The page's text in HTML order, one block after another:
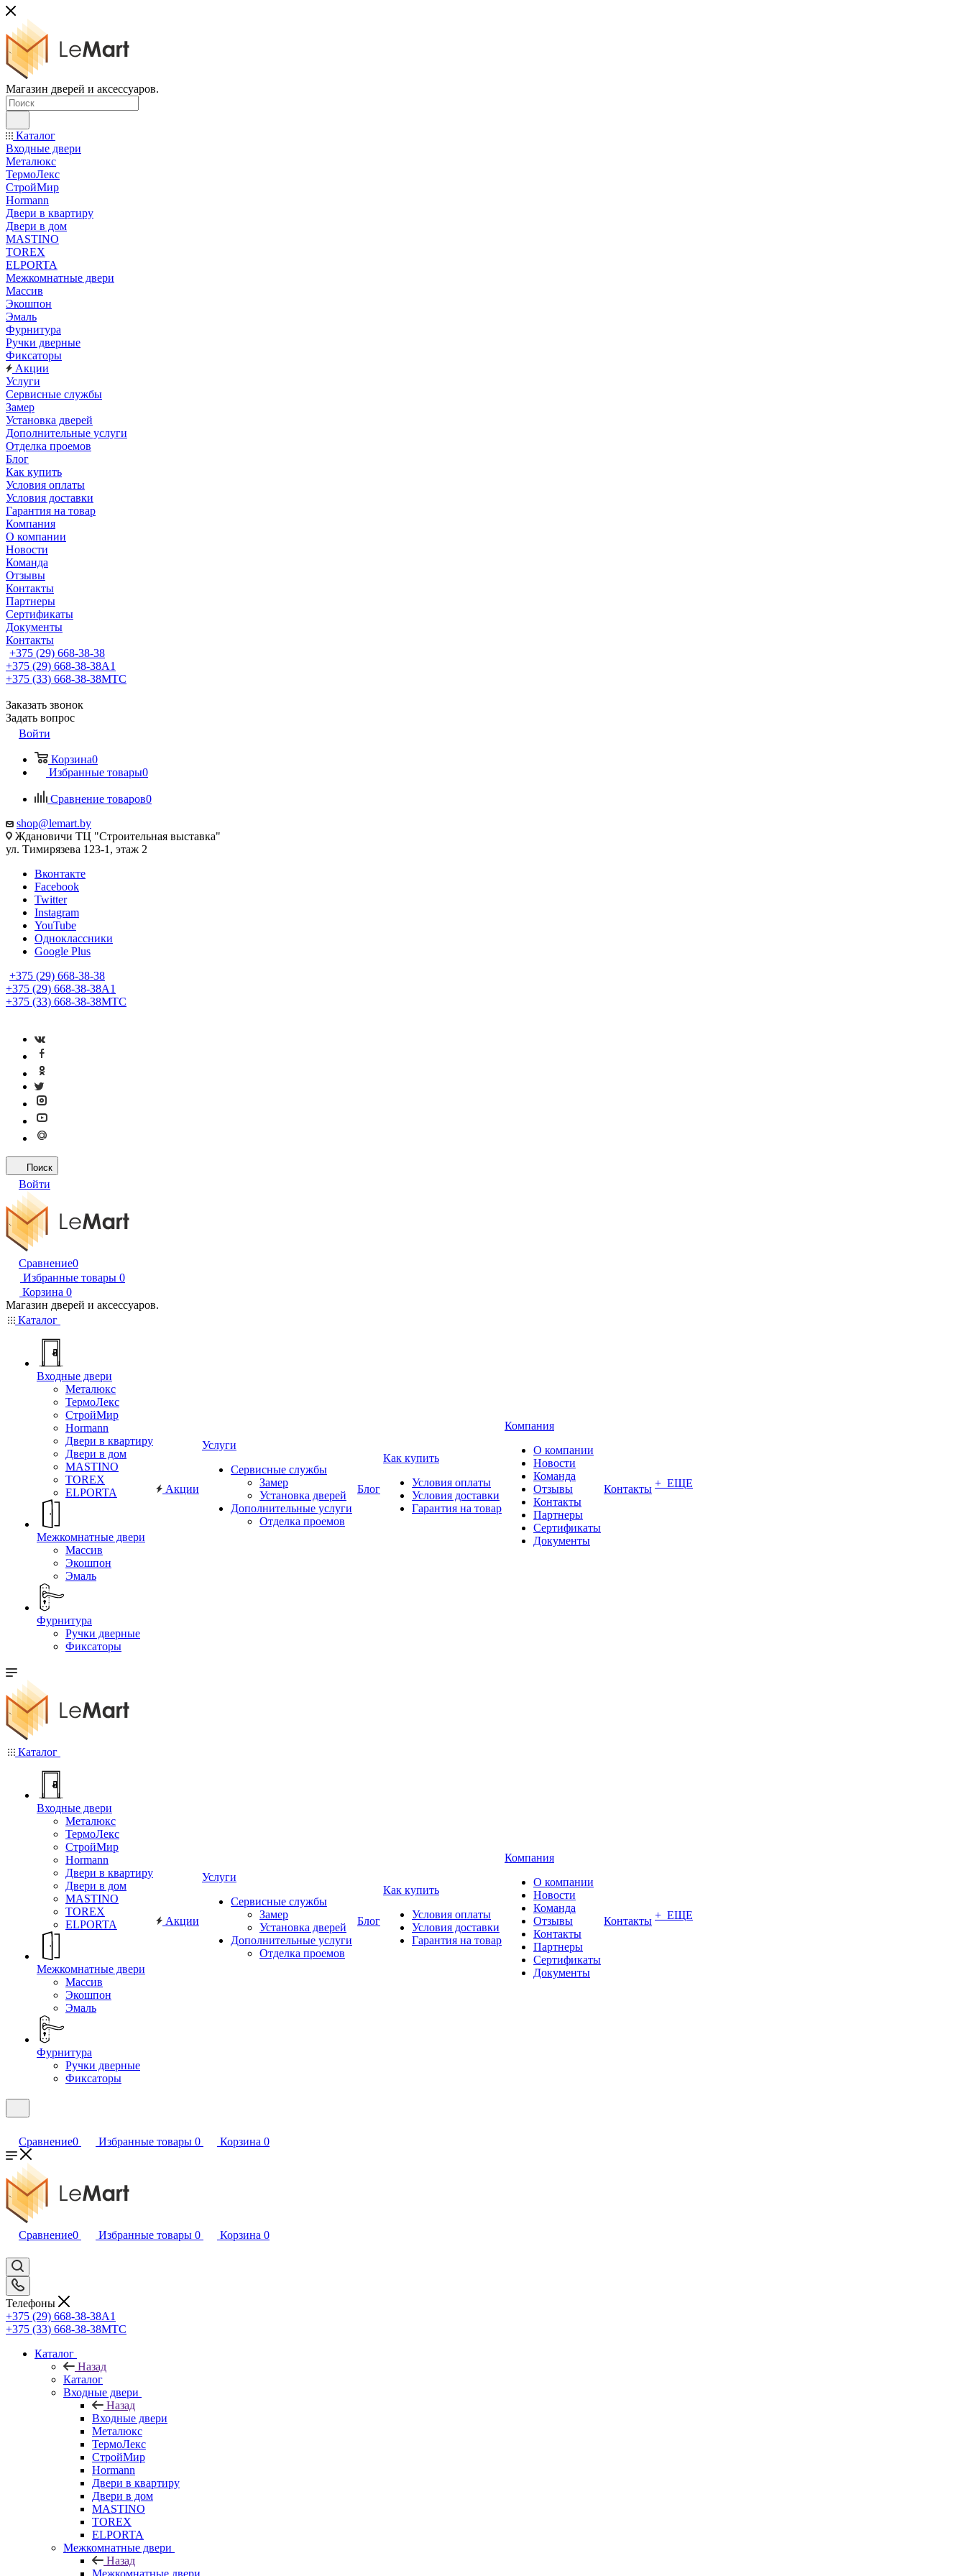
Магазин дверей и аксессуаров.
Каталог
Входные двери
Металюкс
ТермоЛекс
СтройМир
Hormann
Двери в квартиру
Двери в дом
MASTINO
TOREX
ELPORTA
Межкомнатные двери
Массив
Экошпон
Эмаль
Фурнитура
Ручки дверные
Фиксаторы
Акции
Услуги
Сервисные службы
Замер
Установка дверей
Дополнительные услуги
Отделка проемов
Блог
Как купить
Условия оплаты
Условия доставки
Гарантия на товар
Компания
О компании
Новости
Команда
Отзывы
Контакты
Партнеры
Сертификаты
Документы
Контакты
+375 (29) 668-38-38
+375 (29) 668-38-38A1
+375 (33) 668-38-38МТС
Заказать звонок
Задать вопрос
Войти
Корзина0
Избранные товары0
Сравнение товаров0
shop@lemart.by
Ждановичи ТЦ "Строительная выставка"
ул. Тимирязева 123-1, этаж 2
Вконтакте
Facebook
Twitter
Instagram
YouTube
Одноклассники
Google Plus
+375 (29) 668-38-38
+375 (29) 668-38-38A1
+375 (33) 668-38-38МТС
Поиск
Войти
Сравнение0
Избранные товары 0
Корзина 0
Магазин дверей и аксессуаров.
Каталог
Входные двери
Металюкс
ТермоЛекс
СтройМир
Hormann
Двери в квартиру
Двери в дом
MASTINO
TOREX
ELPORTA
Межкомнатные двери
Массив
Экошпон
Эмаль
Фурнитура
Ручки дверные
Фиксаторы
Акции
Услуги
Сервисные службы
Замер
Установка дверей
Дополнительные услуги
Отделка проемов
Блог
Как купить
Условия оплаты
Условия доставки
Гарантия на товар
Компания
О компании
Новости
Команда
Отзывы
Контакты
Партнеры
Сертификаты
Документы
Контакты + ЕЩЕ
Каталог
Входные двери
Металюкс
ТермоЛекс
СтройМир
Hormann
Двери в квартиру
Двери в дом
MASTINO
TOREX
ELPORTA
Межкомнатные двери
Массив
Экошпон
Эмаль
Фурнитура
Ручки дверные
Фиксаторы
Акции
Услуги
Сервисные службы
Замер
Установка дверей
Дополнительные услуги
Отделка проемов
Блог
Как купить
Условия оплаты
Условия доставки
Гарантия на товар
Компания
О компании
Новости
Команда
Отзывы
Контакты
Партнеры
Сертификаты
Документы
Контакты + ЕЩЕ
Сравнение0 Избранные товары 0 Корзина 0
Сравнение0 Избранные товары 0 Корзина 0
Телефоны
+375 (29) 668-38-38A1
+375 (33) 668-38-38МТС
Каталог
Назад
Каталог
Входные двери
Назад
Входные двери
Металюкс
ТермоЛекс
СтройМир
Hormann
Двери в квартиру
Двери в дом
MASTINO
TOREX
ELPORTA
Межкомнатные двери
Назад
Межкомнатные двери